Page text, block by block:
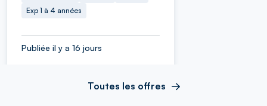
Exp 1 à 4 années
Publiée il y a 16 jours
Toutes les offres